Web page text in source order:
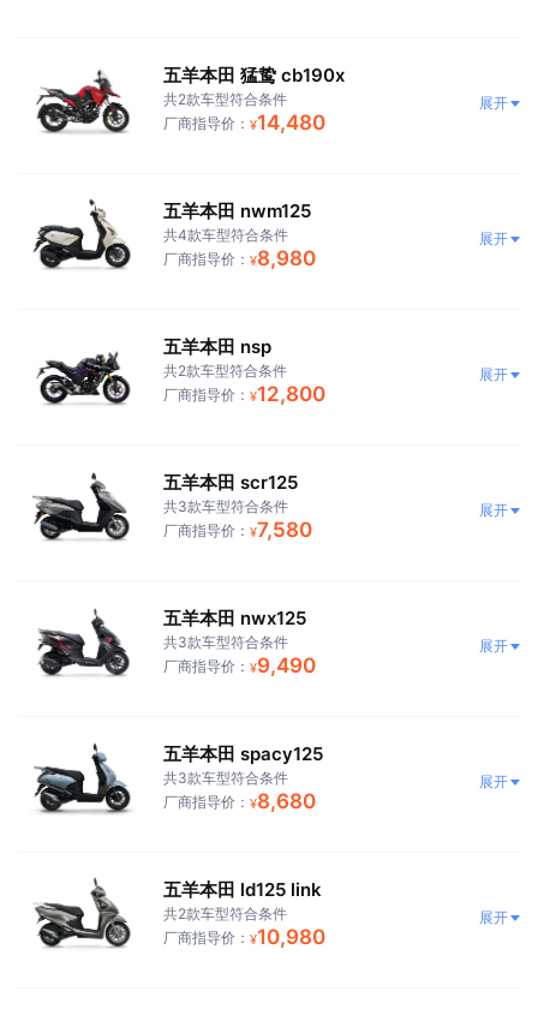
五羊本田 猛鸷 cb190x
共2款车型符合条件
厂商指导价： ¥14,480
展开
五羊本田 nwm125
共4款车型符合条件
厂商指导价： ¥8,980
展开
五羊本田 nsp
共2款车型符合条件
厂商指导价： ¥12,800
展开
五羊本田 scr125
共3款车型符合条件
厂商指导价： ¥7,580
展开
五羊本田 nwx125
共3款车型符合条件
厂商指导价： ¥9,490
展开
五羊本田 spacy125
共3款车型符合条件
厂商指导价： ¥8,680
展开
五羊本田 ld125 link
共2款车型符合条件
厂商指导价： ¥10,980
展开